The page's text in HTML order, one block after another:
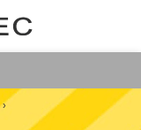
›